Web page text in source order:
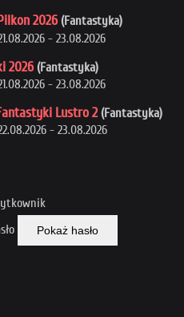
2026 (Fantastyka)
- 23.08.2026
2026 (Fantastyka)
- 23.08.2026
Lustro 2 (Fantastyka)
- 23.08.2026
Pokaż hasło